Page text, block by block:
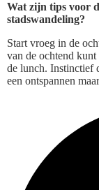
Wat zijn tips voor
stadswandeling?
Start vroeg in de
van de ochtend
de lunch. Instinctief
een ontspannen